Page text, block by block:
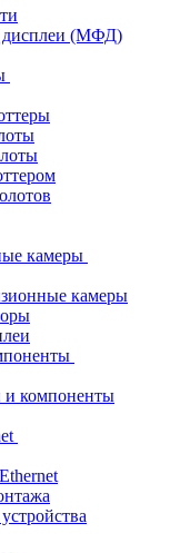
дисплеи (МФД)
камеры
камеры
и компоненты